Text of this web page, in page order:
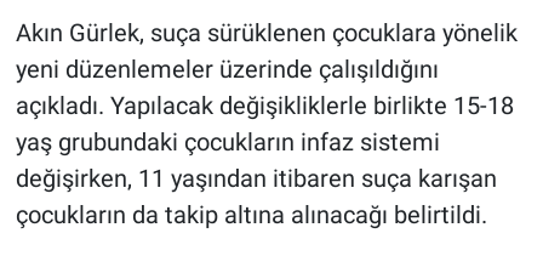
Akın Gürlek, suça sürüklenen çocuklara yönelik
yeni düzenlemeler üzerinde çalışıldığını
açıkladı. Yapılacak değişikliklerle birlikte 15-18
yaş grubundaki çocukların infaz sistemi
değişirken, 11 yaşından itibaren suça karışan
çocukların da takip altına alınacağı belirtildi.
ÇEVRE
HABERDE İNSAN
POLİTİKA